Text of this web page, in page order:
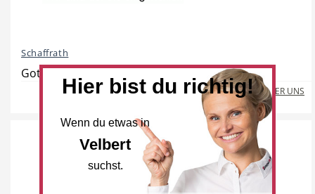
Handwerk Sport & Freizeit
Dienstleistungen
Schaffrath
Gothaer Straße 9, 40880 Ratingen
MEHR ÜBER UNS
ANGEBOTE
14671
Hier bist du richtig!
Wenn du etwas in
Velbert
suchst.